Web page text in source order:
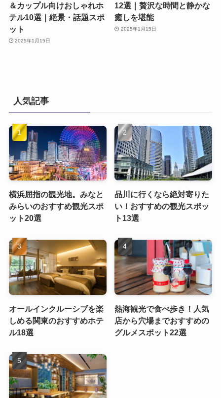
＆カップル向けおしゃれホ
テル10選｜絶景・話題スポ
ット
2025年1月15日
12選｜贅沢な時間と静かな
癒しを堪能
2025年1月15日
人気記事
横浜屈指の観光地。みなと
みらいのおすすめ観光スポ
ット20選
品川に行くなら絶対寄りた
い！おすすめの観光スポッ
ト13選
オールインクルーシブを楽
しめる関東のおすすめホテ
ル18選
熱海観光で食べ歩き！人気
店から穴場までおすすめの
グルメスポット22選